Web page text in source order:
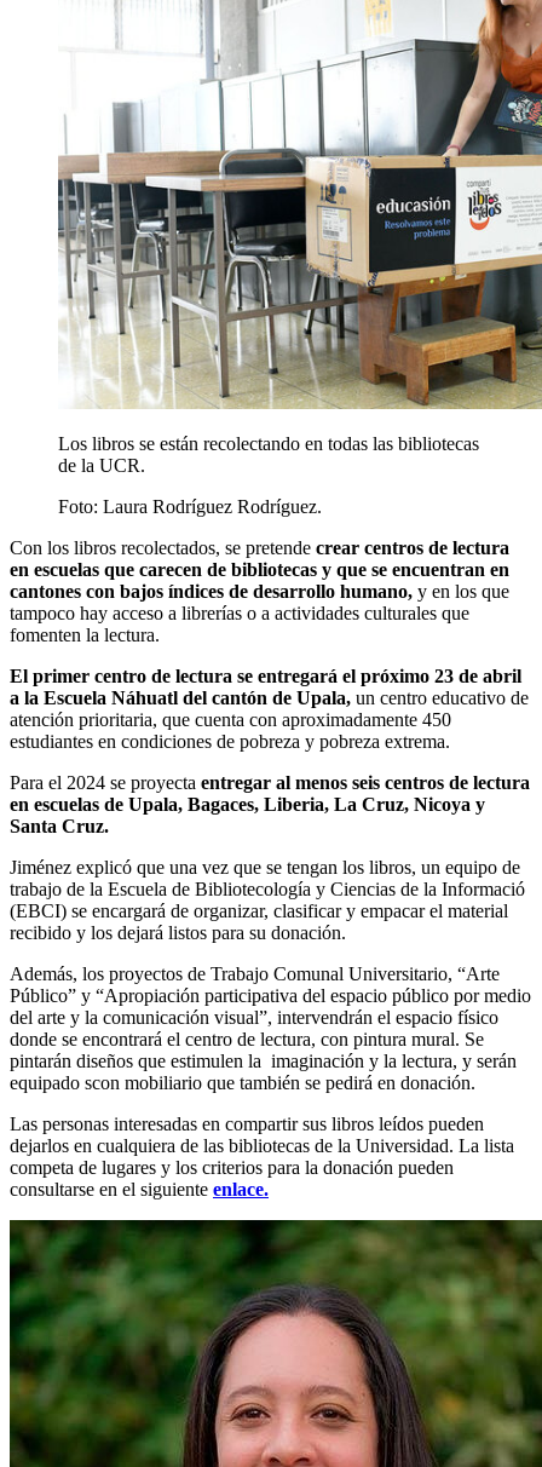
Los libros se están recolectando en todas las bibliotecas
de la UCR.
Foto: Laura Rodríguez Rodríguez.
Con los libros recolectados, se pretende crear centros de lectura
en escuelas que carecen de bibliotecas y que se encuentran en
cantones con bajos índices de desarrollo humano, y en los que
tampoco hay acceso a librerías o a actividades culturales que
fomenten la lectura.
El primer centro de lectura se entregará el próximo 23 de abril
a la Escuela Náhuatl del cantón de Upala, un centro educativo de
atención prioritaria, que cuenta con aproximadamente 450
estudiantes en condiciones de pobreza y pobreza extrema.
Para el 2024 se proyecta entregar al menos seis centros de lectura
en escuelas de Upala, Bagaces, Liberia, La Cruz, Nicoya y
Santa Cruz.
Jiménez explicó que una vez que se tengan los libros, un equipo de
trabajo de la Escuela de Bibliotecología y Ciencias de la Informació
(EBCI) se encargará de organizar, clasificar y empacar el material
recibido y los dejará listos para su donación.
Además, los proyectos de Trabajo Comunal Universitario, “Arte
Público” y “Apropiación participativa del espacio público por medio
del arte y la comunicación visual”, intervendrán el espacio físico
donde se encontrará el centro de lectura, con pintura mural. Se
pintarán diseños que estimulen la imaginación y la lectura, y serán
equipado scon mobiliario que también se pedirá en donación.
Las personas interesadas en compartir sus libros leídos pueden
dejarlos en cualquiera de las bibliotecas de la Universidad. La lista
competa de lugares y los criterios para la donación pueden
consultarse en el siguiente enlace.